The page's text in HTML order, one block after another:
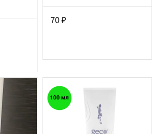
70 ₽